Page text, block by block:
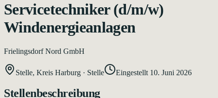
Servicetechniker (d/m/w)
Windenergieanlagen
Frielingsdorf Nord GmbH
Stelle, Kreis Harburg · Stelle Eingestellt 10. Juni 2026
Stellenbeschreibung